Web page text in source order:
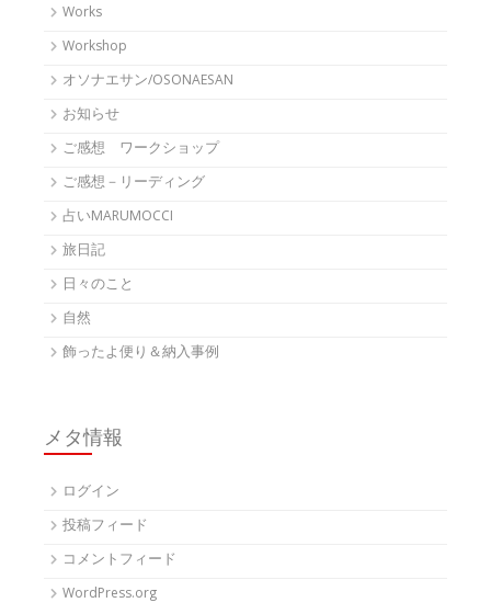
Works
Workshop
オソナエサン/OSONAESAN
お知らせ
ご感想 ワークショップ
ご感想－リーディング
占いMARUMOCCI
旅日記
日々のこと
自然
飾ったよ便り＆納入事例
メタ情報
ログイン
投稿フィード
コメントフィード
WordPress.org